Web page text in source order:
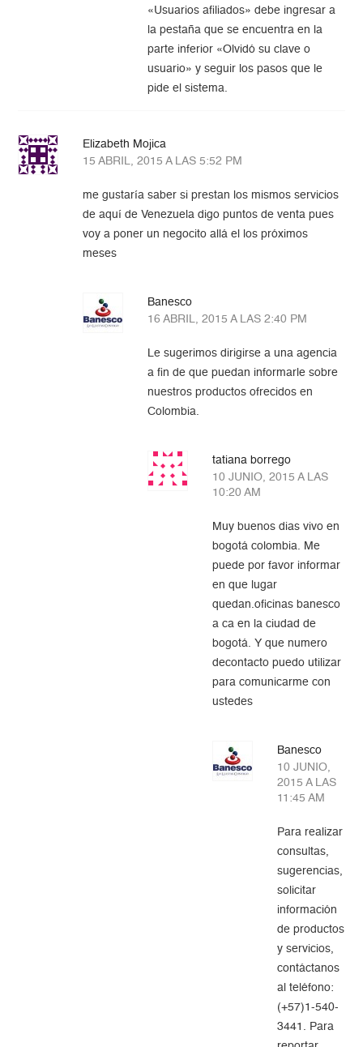
«Usuarios afiliados» debe ingresar a
la pestaña que se encuentra en la
parte inferior «Olvidó su clave o
usuario» y seguir los pasos que le
pide el sistema.
Elizabeth Mojica
15 ABRIL, 2015 A LAS 5:52 PM
me gustaría saber si prestan los mismos servicios
de aquí de Venezuela digo puntos de venta pues
voy a poner un negocito allá el los próximos
meses
Banesco
16 ABRIL, 2015 A LAS 2:40 PM
Le sugerimos dirigirse a una agencia
a fin de que puedan informarle sobre
nuestros productos ofrecidos en
Colombia.
tatiana borrego
10 JUNIO, 2015 A LAS
10:20 AM
Muy buenos dias vivo en
bogotá colombia. Me
puede por favor informar
en que lugar
quedan.oficinas banesco
a ca en la ciudad de
bogotá. Y que numero
decontacto puedo utilizar
para comunicarme con
ustedes
Banesco
10 JUNIO,
2015 A LAS
11:45 AM
Para realizar
consultas,
sugerencias,
solicitar
información
de productos
y servicios,
contáctanos
al teléfono:
(+57)1-540-
3441. Para